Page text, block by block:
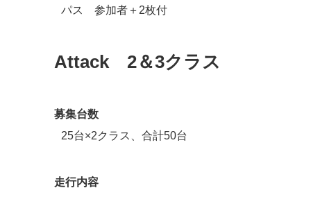
パス 参加者＋2枚付
Attack 2＆3クラス
募集台数
25台×2クラス、合計50台
走行内容